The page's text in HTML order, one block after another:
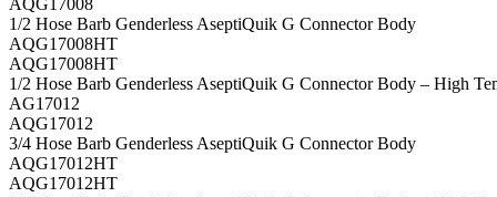
AQG17008
1/2 Hose Barb Genderless AseptiQuik G Connector Body
AQG17008HT
AQG17008HT
1/2 Hose Barb Genderless AseptiQuik G Connector Body – High
AG17012
AQG17012
3/4 Hose Barb Genderless AseptiQuik G Connector Body
AQG17012HT
AQG17012HT